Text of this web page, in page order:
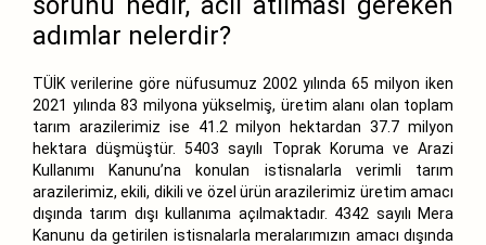
adımlar nelerdir?
TÜİK verilerine göre nüfusumuz 2002 yılında 65 milyon iken
2021 yılında 83 milyona yükselmiş, üretim alanı olan toplam
tarım arazilerimiz ise 41.2 milyon hektardan 37.7 milyon
hektara düşmüştür. 5403 sayılı Toprak Koruma ve Arazi
Kullanımı Kanunu’na konulan istisnalarla verimli tarım
arazilerimiz, ekili, dikili ve özel ürün arazilerimiz üretim amacı
dışında tarım dışı kullanıma açılmaktadır. 4342 sayılı Mera
Kanunu da getirilen istisnalarla meralarımızın amacı dışında